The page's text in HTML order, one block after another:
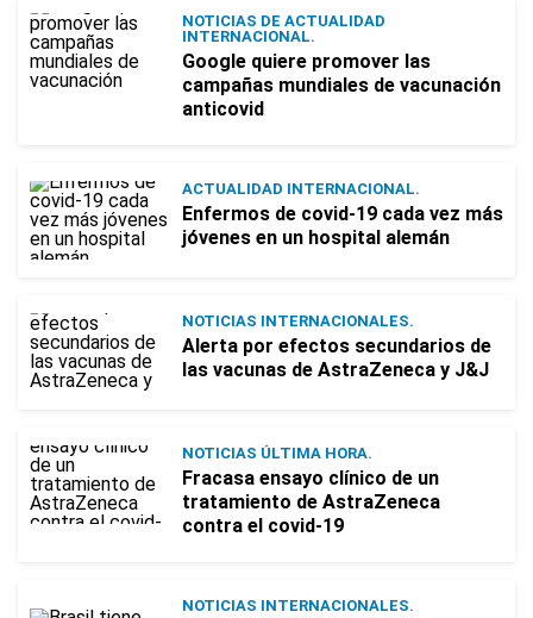
NOTICIAS DE ACTUALIDAD
INTERNACIONAL.
Google quiere promover las
campañas mundiales de vacunación
anticovid
ACTUALIDAD INTERNACIONAL.
Enfermos de covid-19 cada vez más
jóvenes en un hospital alemán
NOTICIAS INTERNACIONALES.
Alerta por efectos secundarios de
las vacunas de AstraZeneca y J&J
NOTICIAS ÚLTIMA HORA.
Fracasa ensayo clínico de un
tratamiento de AstraZeneca
contra el covid-19
NOTICIAS INTERNACIONALES.